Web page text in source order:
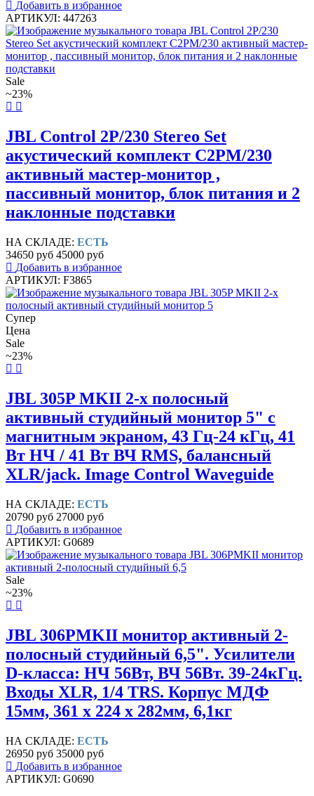
Добавить в избранное
АРТИКУЛ: 447263
Sale
~23%
JBL Control 2P/230 Stereo Set
акустический комплект C2PM/230
активный мастер-монитор ,
пассивный монитор, блок питания и 2
наклонные подставки
НА СКЛАДЕ: ЕСТЬ
34650 руб 45000 руб
Добавить в избранное
АРТИКУЛ: F3865
Супер
Цена
Sale
~23%
JBL 305P MKII 2-х полосный
активный студийный монитор 5" с
магнитным экраном, 43 Гц-24 кГц, 41
Вт НЧ / 41 Вт ВЧ RMS, балансный
XLR/jack. Image Control Waveguide
НА СКЛАДЕ: ЕСТЬ
20790 руб 27000 руб
Добавить в избранное
АРТИКУЛ: G0689
Sale
~23%
JBL 306PMKII монитор активный 2-
полосный студийный 6,5". Усилители
D-класса: НЧ 56Вт, ВЧ 56Вт. 39-24кГц.
Входы XLR, 1/4 TRS. Корпус МДФ
15мм, 361 x 224 x 282мм, 6,1кг
НА СКЛАДЕ: ЕСТЬ
26950 руб 35000 руб
Добавить в избранное
АРТИКУЛ: G0690